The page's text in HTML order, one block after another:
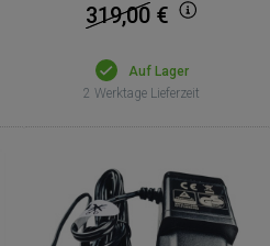
319,00 €
Auf Lager
2 Werktage Lieferzeit